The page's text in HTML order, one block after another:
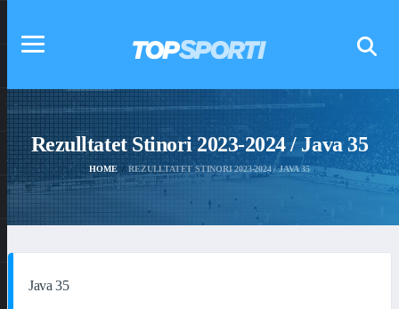
Rezulltatet Stinori 2023-2024 / Java 35
HOME REZULLTATET STINORI 2023-2024 / JAVA 35
Java 35